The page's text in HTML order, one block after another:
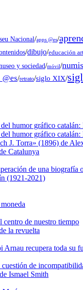
Nacional/apps @es/
/dibujo/educación
y sociedad/móvil/
/retrato/siglo XIX/
humor gráfico
humor gráfico
J. Torra» (1896) de
Catalunya
de una biografía
(1921-2021)
centro de nuestro tiempo
la revuelta
Arnau recupera toda su
de
Ismael Smith